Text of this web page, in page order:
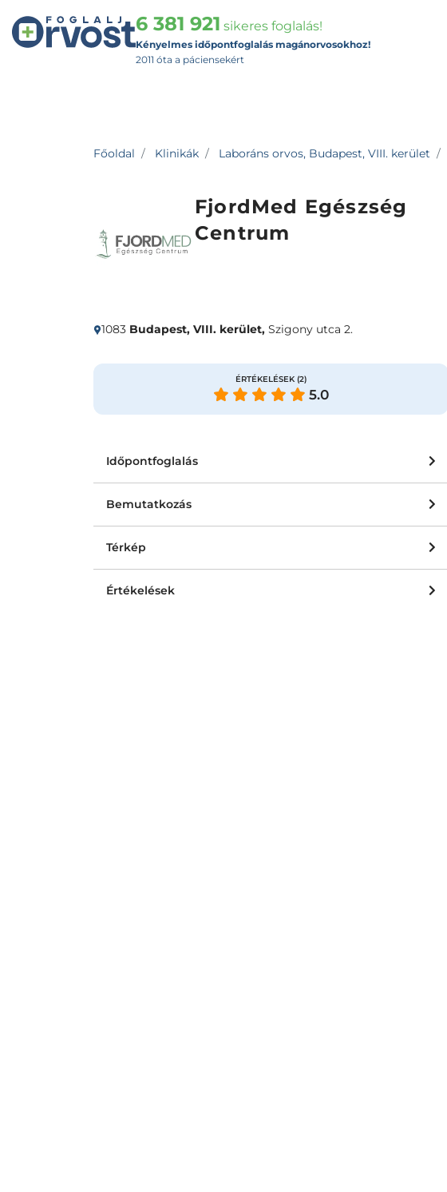
6 381 921 sikeres foglalás!
Kényelmes időpontfoglalás magánorvosokhoz!
2011 óta a páciensekért
Főoldal Klinikák Laboráns orvos, Budapest, VIII. kerület
FjordMed Egészség
Centrum
ÉRTÉKELÉSEK (2)
5.0
1083 Budapest, VIII. kerület, Szigony utca 2.
Időpontfoglalás
Bemutatkozás
Térkép
Értékelések